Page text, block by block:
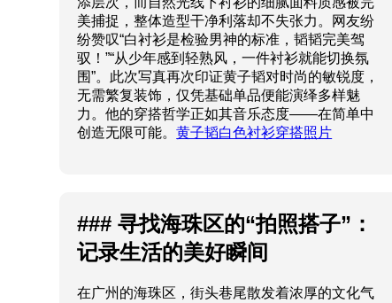
美捕捉，整体造型干净利落却不失张力。网友纷
纷赞叹“白衬衫是检验男神的标准，韬韬完美驾
驭！”“从少年感到轻熟风，一件衬衫就能切换氛
围”。此次写真再次印证黄子韬对时尚的敏锐度，
无需繁复装饰，仅凭基础单品便能演绎多样魅
力。他的穿搭哲学正如其音乐态度——在简单中
创造无限可能。黄子韬白色衬衫穿搭照片
### 寻找海珠区的“拍照搭子”：
记录生活的美好瞬间
在广州的海珠区，街头巷尾散发着浓厚的文化气